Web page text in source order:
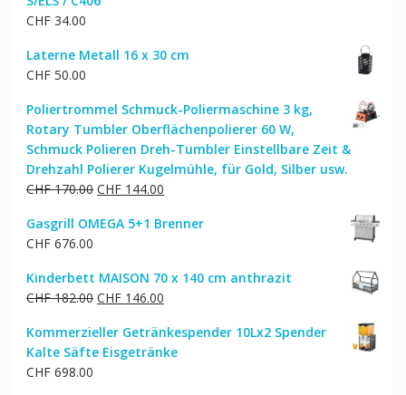
CHF 44.00
CHF34.00
Laterne Metall 16 x 30 cm
CHF50.00
Poliertrommel Schmuck-Poliermaschine 3 kg,
Rotary Tumbler Oberflächenpolierer 60 W,
Schmuck Polieren Dreh-Tumbler Einstellbare Zeit &
Drehzahl Polierer Kugelmühle, für Gold, Silber usw.
CHF170.00 Ursprünglicher
war:
CHF144.00Aktueller
ist:
Gasgrill OMEGA 5+1 Brenner
CHF676.00
Kinderbett MAISON 70 x 140 cm anthrazit
CHF182.00 Ursprünglicher
war:
CHF 182.00
CHF146.00Aktueller
ist:
CHF 146.00.
Kommerzieller Getränkespender 10Lx2 Spender
Kalte Säfte Eisgetränke
CHF698.00